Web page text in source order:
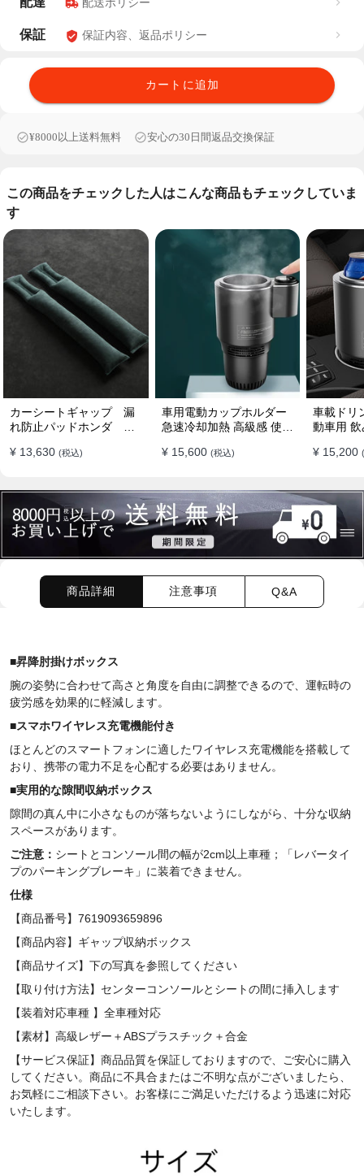
配送ポリシー
保証 保証内容、返品ポリシー
カートに追加
¥8000以上送料無料 安心の30日間返品交換保証
この商品をチェックした人はこんな商品もチェックしていま
す
カーシートギャップ 漏
れ防止パッドホンダ シ
ション
¥ 13,630 (税込)
車用電動カップホルダー
急速冷却加熱 高級感 使い
¥ 15,600 (税込)
車載ドリ
動車用 飲
¥ 15,200
商品詳細 注意事項 Q&A
■昇降肘掛けボックス
腕の姿勢に合わせて高さと角度を自由に調整できるので、運転時の
疲労感を効果的に軽減します。
■スマホワイヤレス充電機能付き
ほとんどのスマートフォンに適したワイヤレス充電機能を搭載して
おり、携帯の電力不足を心配する必要はありません。
■実用的な隙間収納ボックス
隙間の真ん中に小さなものが落ちないようにしながら、十分な収納
スペースがあります。
ご注意： シートとコンソール間の幅が2cm以上車種；「レバータイ
プのパーキングブレーキ」に装着できません。
仕様
【商品番号】7619093659896
【商品内容】ギャップ収納ボックス
【商品サイズ】 下の写真を参照してください
【取り付け方法】センターコンソールとシートの間に挿入します
【装着対応車種 】全車種対応
【素材】高級レザー＋ABSプラスチック＋合金
【サービス保証】商品品質を保証しておりますので、ご安心に購入
してください。商品に不具合またはご不明な点がございましたら、
お気軽にご相談下さい。お客様にご満足いただけるよう迅速に対応
いたします。